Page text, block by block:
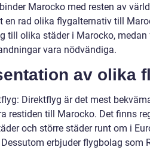
Marocko med resten av
en rad olika flygalternativ till
till olika städer i Marocko,
vara nödvändiga.
av olika
Direktflyg är det mest
restiden till Marocko. Det finns
och större städer runt om i
erbjuder flygbolag som